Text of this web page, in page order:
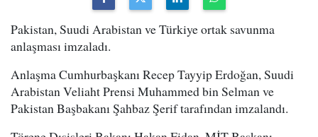
Pakistan, Suudi Arabistan ve Türkiye ortak savunma
anlaşması imzaladı.
Anlaşma Cumhurbaşkanı Recep Tayyip Erdoğan, Suudi
Arabistan Veliaht Prensi Muhammed bin Selman ve
Pakistan Başbakanı Şahbaz Şerif tarafından imzalandı.